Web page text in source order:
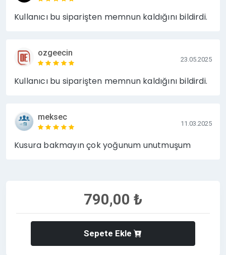
Kullanıcı bu siparişten memnun kaldığını bildirdi.
ozgeecin
23.05.2025
Kullanıcı bu siparişten memnun kaldığını bildirdi.
meksec
11.03.2025
Kusura bakmayın çok yoğunum unutmuşum
790,00 ₺
Sepete Ekle